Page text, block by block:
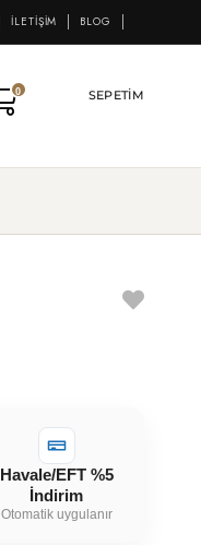
İLETIŞIM BLOG
SEPETIM
0
Havale/EFT %5
İndirim
Otomatik uygulanır